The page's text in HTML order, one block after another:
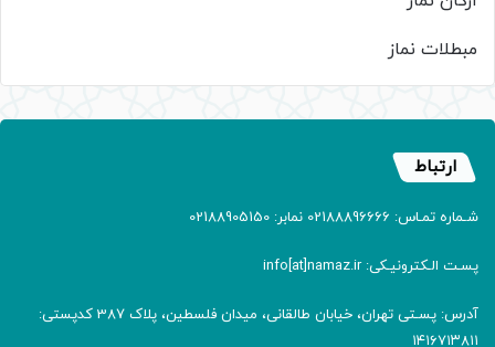
مبطلات نماز
ارتباط
شـماره تمـاس: 02188896666 نمابر: 02188905150
پسـت الـکترونیـکی: info[at]namaz.ir
آدرس: پسـتی تهران، خیابان طالقانی، میدان فلسطین، پلاک 387 کدپستی:
۱۴۱۶۷۱۳۸۱۱